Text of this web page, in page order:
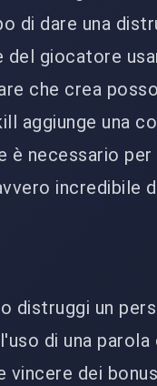
di dare una
giocatore
che crea
aggiunge una
necessario
incredibile
distruggi un
di una parola
vincere dei